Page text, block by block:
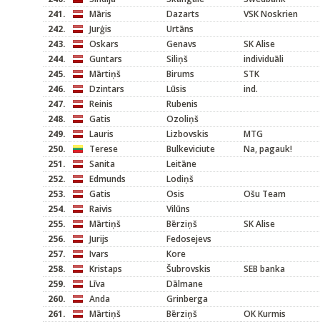
241.
Māris Dazarts
VSK Noskrien
242.
Jurģis
Urtāns
243.
Oskars Genavs
SK Alise
244.
Guntars Siliņš
individuāli
245.
Mārtiņš Birums
STK
246.
Dzintars Lūsis
ind.
247.
Reinis
Rubenis
248.
Gatis
Ozoliņš
249.
Lauris Lizbovskis
MTG
250.
Terese Bulkeviciute
Na, pagauk!
251.
Sanita
Leitāne
252.
Edmunds
Lodiņš
253.
Gatis Osis
Ošu Team
254.
Raivis
Vilūns
255.
Mārtiņš Bērziņš
SK Alise
256.
Jurijs
Fedosejevs
257.
Ivars
Kore
258.
Kristaps Šubrovskis
SEB banka
259.
Līva
Dālmane
260.
Anda
Grinberga
261.
Mārtiņš Bērziņš
OK Kurmis